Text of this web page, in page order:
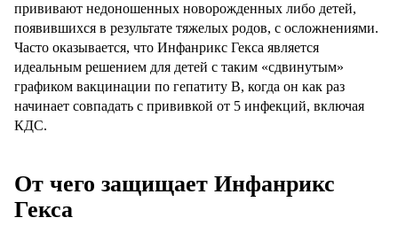
прививают недоношенных новорожденных либо детей,
появившихся в результате тяжелых родов, с осложнениями.
Часто оказывается, что Инфанрикс Гекса является
идеальным решением для детей с таким «сдвинутым»
графиком вакцинации по гепатиту В, когда он как раз
начинает совпадать с прививкой от 5 инфекций, включая
КДС.
От чего защищает Инфанрикс
Гекса